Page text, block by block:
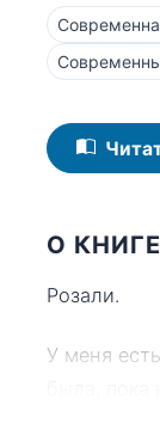
О КНИГЕ
Розали.
У меня